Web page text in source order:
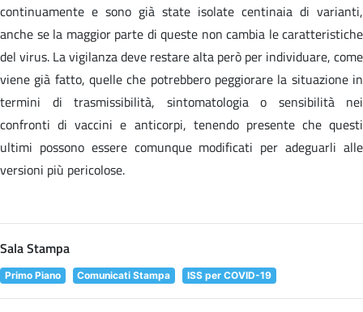
continuamente e sono già state isolate centinaia di varianti,
anche se la maggior parte di queste non cambia le caratteristiche
del virus. La vigilanza deve restare alta però per individuare, come
viene già fatto, quelle che potrebbero peggiorare la situazione in
termini di trasmissibilità, sintomatologia o sensibilità nei
confronti di vaccini e anticorpi, tenendo presente che questi
ultimi possono essere comunque modificati per adeguarli alle
versioni più pericolose.
Sala Stampa
Primo Piano Comunicati Stampa ISS per COVID-19